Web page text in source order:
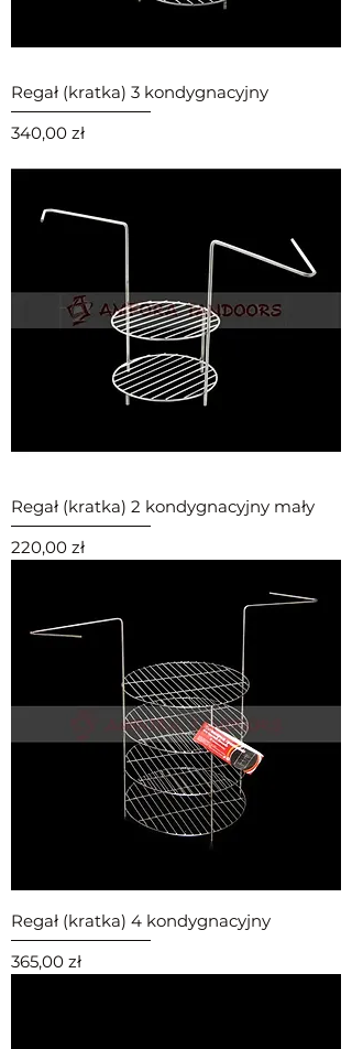
Regał (kratka) 3 kondygnacyjny
Cena
340,00 zł
Regał (kratka) 2 kondygnacyjny mały
Cena
220,00 zł
Regał (kratka) 4 kondygnacyjny
Cena
365,00 zł